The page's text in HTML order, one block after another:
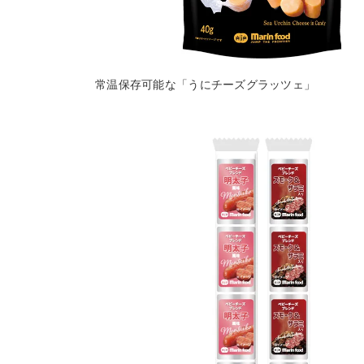
常温保存可能な「うにチーズグラッツェ」